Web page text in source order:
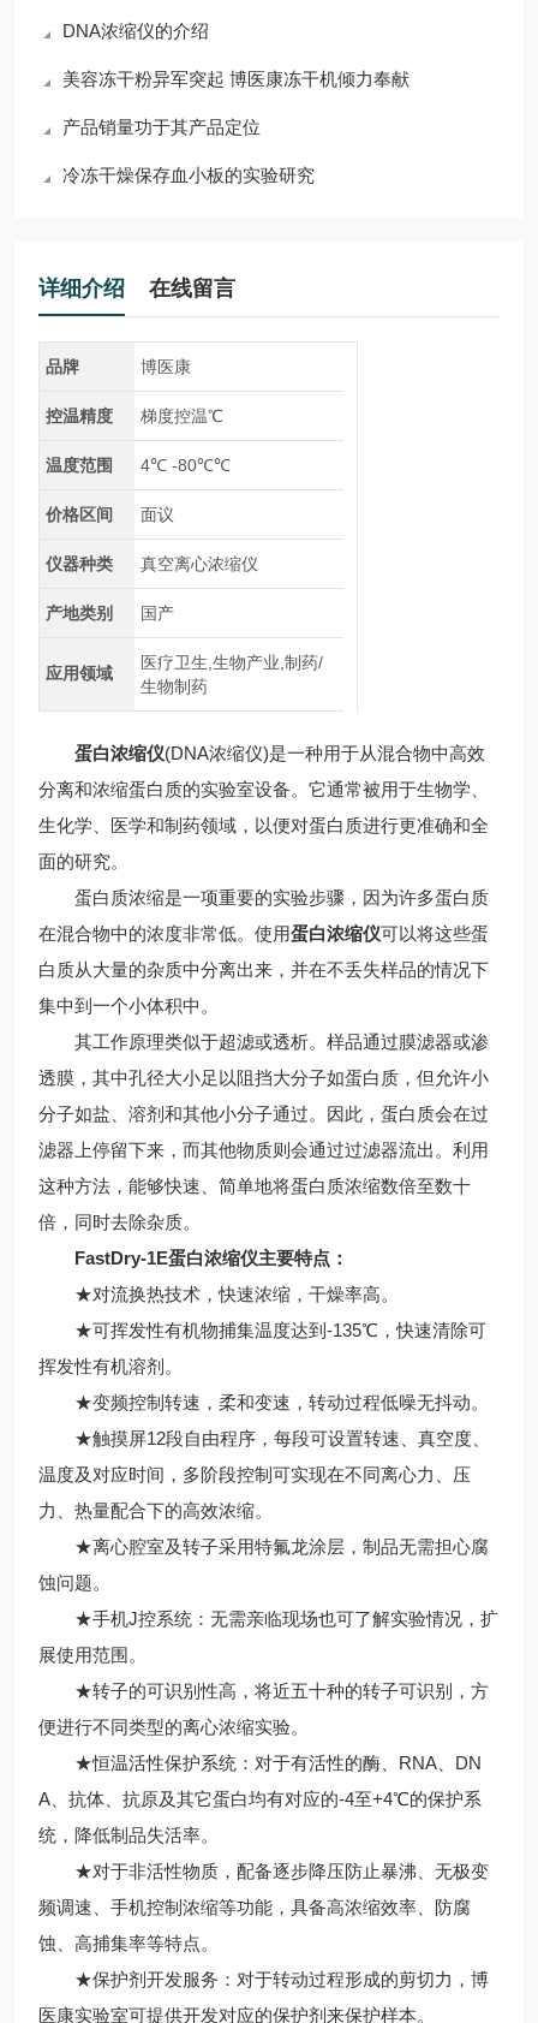
DNA浓缩仪的介绍
美容冻干粉异军突起 博医康冻干机倾力奉献
产品销量功于其产品定位
冷冻干燥保存血小板的实验研究
详细介绍 在线留言
品牌 博医康
控温精度 梯度控温℃
温度范围 4℃ -80℃℃
价格区间 面议
仪器种类 真空离心浓缩仪
产地类别 国产
应用领域
医疗卫生,生物产业,制药/
生物制药
蛋白浓缩仪(DNA浓缩仪)是一种用于从混合物中高效
分离和浓缩蛋白质的实验室设备。它通常被用于生物学、
生化学、医学和制药领域，以便对蛋白质进行更准确和全
面的研究。
蛋白质浓缩是一项重要的实验步骤，因为许多蛋白质
在混合物中的浓度非常低。使用蛋白浓缩仪可以将这些蛋
白质从大量的杂质中分离出来，并在不丢失样品的情况下
集中到一个小体积中。
其工作原理类似于超滤或透析。样品通过膜滤器或渗
透膜，其中孔径大小足以阻挡大分子如蛋白质，但允许小
分子如盐、溶剂和其他小分子通过。因此，蛋白质会在过
滤器上停留下来，而其他物质则会通过过滤器流出。利用
这种方法，能够快速、简单地将蛋白质浓缩数倍至数十
倍，同时去除杂质。
FastDry-1E蛋白浓缩仪主要特点：
★对流换热技术，快速浓缩，干燥率高。
★可挥发性有机物捕集温度达到-135℃，快速清除可
挥发性有机溶剂。
★变频控制转速，柔和变速，转动过程低噪无抖动。
★触摸屏12段自由程序，每段可设置转速、真空度、
温度及对应时间，多阶段控制可实现在不同离心力、压
力、热量配合下的高效浓缩。
★离心腔室及转子采用特氟龙涂层，制品无需担心腐
蚀问题。
★手机J控系统：无需亲临现场也可了解实验情况，扩
展使用范围。
★转子的可识别性高，将近五十种的转子可识别，方
便进行不同类型的离心浓缩实验。
★恒温活性保护系统：对于有活性的酶、RNA、DN
A、抗体、抗原及其它蛋白均有对应的-4至+4℃的保护系
统，降低制品失活率。
★对于非活性物质，配备逐步降压防止暴沸、无极变
频调速、手机控制浓缩等功能，具备高浓缩效率、防腐
蚀、高捕集率等特点。
★保护剂开发服务：对于转动过程形成的剪切力，博
医康实验室可提供开发对应的保护剂来保护样本。